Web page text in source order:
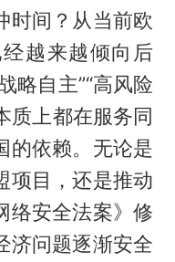
时间？从当前欧
越来越倾向后
略自主”“高风险
质上都在服务同
依赖。无论是
项目，还是推动
络安全法案》修
济问题逐渐安全